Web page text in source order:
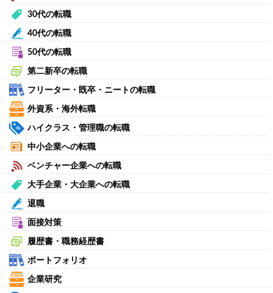
30代の転職
40代の転職
50代の転職
第二新卒の転職
フリーター・既卒・ニートの転職
外資系・海外転職
ハイクラス・管理職の転職
中小企業への転職
ベンチャー企業への転職
大手企業・大企業への転職
退職
面接対策
履歴書・職務経歴書
ポートフォリオ
企業研究